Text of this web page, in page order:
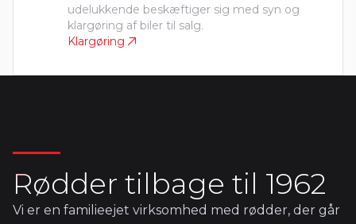
udelukkende beskæftiger sig med syn og
klargøring af biler til salg.
Klargøring
Rødder tilbage til 1962
Vi er en familieejet virksomhed med rødder, der går